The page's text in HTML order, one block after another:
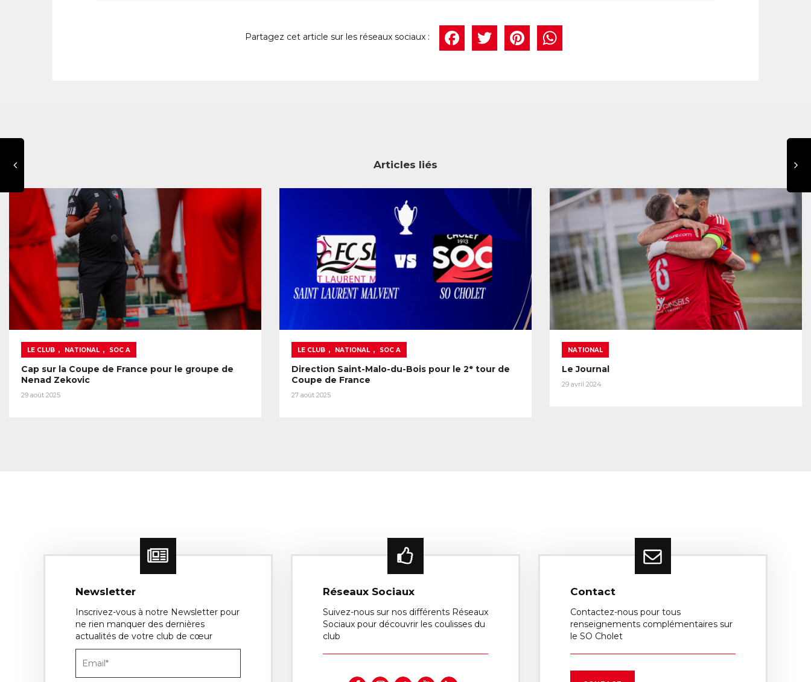
Facebook
TwitterPinterest
Articles liés
LE CLUB , NATIONAL , SOC A
Cap sur la Coupe de France pour le groupe de
Nenad Zekovic
29 août 2025
LE CLUB , NATIONAL , SOC A
Direction Saint-Malo-du-Bois pour le 2ᵉ tour de
Coupe de France
27 août 2025
NATIONAL
Le Journal
29 avril 2024
Newsletter
Inscrivez-vous à notre Newsletter pour
ne rien manquer des dernières
actualités de votre club de cœur
Réseaux Sociaux
Suivez-nous sur nos différents Réseaux
Sociaux pour découvrir les coulisses du
club
Contact
Contactez-nous pour tous
renseignements complémentaires sur
le SO Cholet